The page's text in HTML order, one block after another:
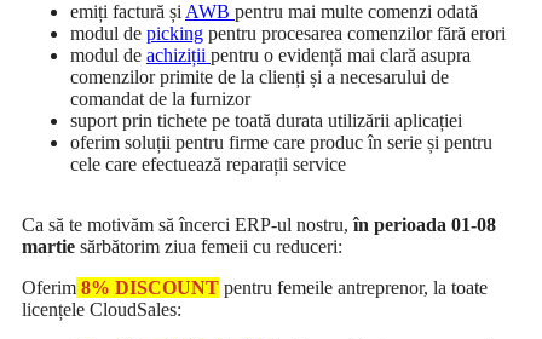
emiți factură șiAWB pentru mai multe comenzi odată
modul de picking pentru procesarea comenzilor fără erori
modul de achiziții pentru o evidență mai clară asupra
comenzilor primite de la clienți și a necesarului de
comandat de la furnizor
suport prin tichete pe toată durata utilizării aplicației
oferim soluții pentru firme care produc în serie și pentru
cele care efectuează reparații service
Ca să te motivăm să încerci ERP-ul nostru,în perioada 01-08
martie sărbătorim ziua femeii cu reduceri:
Oferim 8% DISCOUNT pentru femeile antreprenor, la toate
licențele CloudSales: